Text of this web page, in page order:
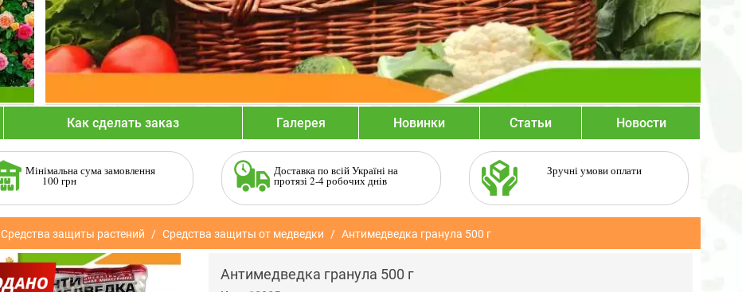
Как сделать заказ Галерея Новинки Статьи Новости
Мінімальна сума замовлення
100 грн
Доставка по всій Україні на
протязі 2-4 робочих днів
Зручні умови оплати
Средства защиты растений Средства защиты от медведки Антимедведка гранула 500 г
Антимедведка гранула 500 г